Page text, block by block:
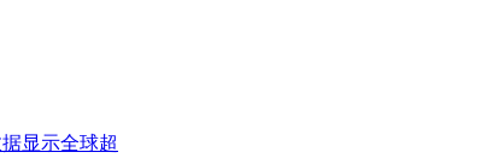
显示全球超